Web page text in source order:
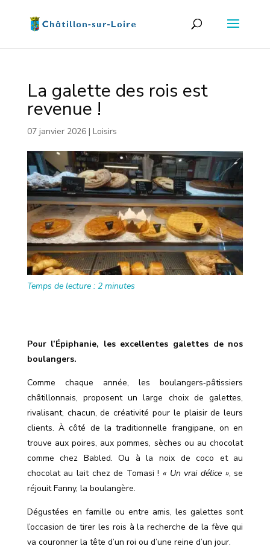
La galette des rois est
revenue !
07 janvier 2026| Loisirs
Temps de lecture : 2 minutes
Pour l’Épiphanie, les excellentes galettes de nos
boulangers.
Comme chaque année, les boulangers‑pâtissiers
châtillonnais, proposent un large choix de galettes,
rivalisant, chacun, de créativité pour le plaisir de leurs
clients. À côté de la traditionnelle frangipane, on en
trouve aux poires, aux pommes, sèches ou au chocolat
comme chez Babled. Ou à la noix de coco et au
chocolat au lait chez de Tomasi !« Un vrai délice », se
réjouit Fanny, la boulangère.
Dégustées en famille ou entre amis, les galettes sont
l’occasion de tirer les rois à la recherche de la fève qui
va couronner la tête d’un roi ou d’une reine d’un jour.